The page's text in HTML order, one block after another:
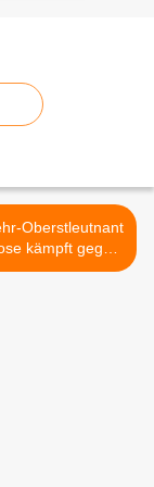
Oberstleutnant
kämpft gegen
Seine